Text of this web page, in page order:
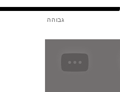
גבוהה